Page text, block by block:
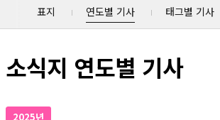
표지 연도별 기사 태그별 기사
소식지 연도별 기사
2025년